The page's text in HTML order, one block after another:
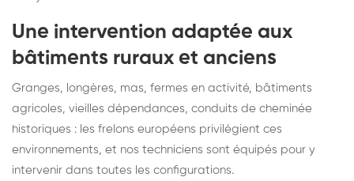
Une intervention adaptée aux
bâtiments ruraux et anciens
Granges, longères, mas, fermes en activité, bâtiments
agricoles, vieilles dépendances, conduits de cheminée
historiques : les frelons européens privilégient ces
environnements, et nos techniciens sont équipés pour y
intervenir dans toutes les configurations.